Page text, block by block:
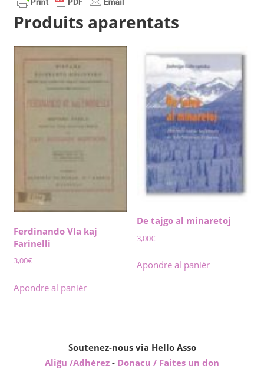
Produits aparentats
Ferdinando VIa kaj
Farinelli
3,00€
Apondre al panièr
De tajgo al minaretoj
3,00€
Apondre al panièr
Soutenez-nous via Hello Asso
Aliĝu /Adhérez - Donacu / Faites un don